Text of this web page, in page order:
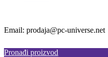
Email: prodaja@pc-universe.net
Pronađi proizvod